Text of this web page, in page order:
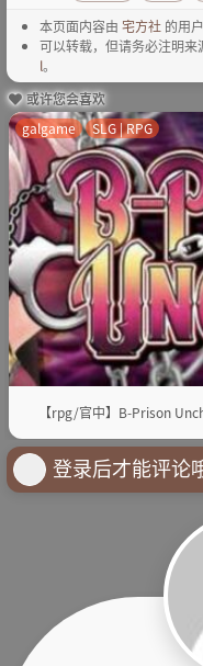
本页面内容由 宅方社 的用户
可以转载，但请务必注明来
l。
或许您会喜欢
【rpg/官中】B-Prison
galgame SLG | RPG
登录后才能评论